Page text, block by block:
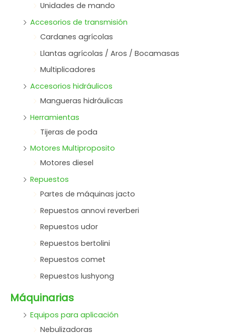
Unidades de mando
Accesorios de transmisión
Cardanes agrícolas
Llantas agrícolas / Aros / Bocamasas
Multiplicadores
Accesorios hidráulicos
Mangueras hidráulicas
Herramientas
Tijeras de poda
Motores Multiproposito
Motores diesel
Repuestos
Partes de máquinas jacto
Repuestos annovi reverberi
Repuestos udor
Repuestos bertolini
Repuestos comet
Repuestos lushyong
Máquinarias
Equipos para aplicación
Nebulizadoras